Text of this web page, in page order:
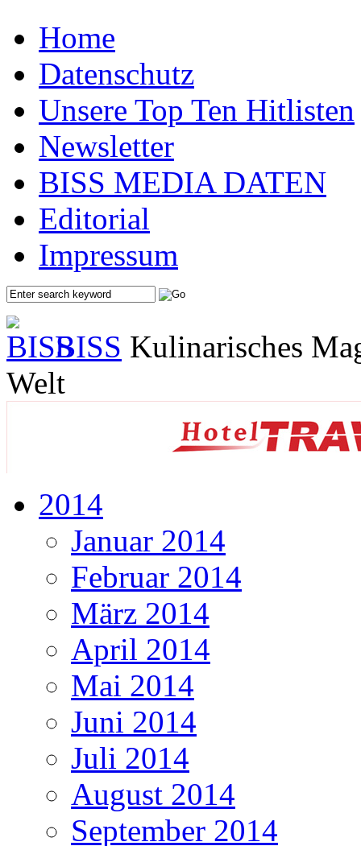
Home
Datenschutz
Unsere Top Ten Hitlisten
Newsletter
BISS MEDIA DATEN
Editorial
Impressum
BISS Kulinarisches
Welt
2014
Januar 2014
Februar 2014
März 2014
April 2014
Mai 2014
Juni 2014
Juli 2014
August 2014
September 2014